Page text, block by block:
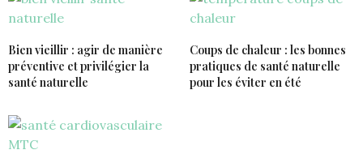
Bien vieillir : agir de manière
préventive et privilégier la
santé naturelle
Coups de chaleur : les bonnes
pratiques de santé naturelle
pour les éviter en été